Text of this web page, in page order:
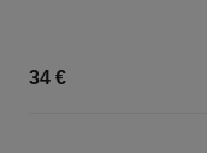
34 €